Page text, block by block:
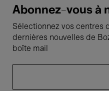
Abonnez-vous à
Sélectionnez vos centres
dernières nouvelles de
boîte mail